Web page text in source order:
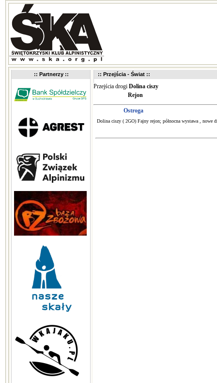
:: Partnerzy :: :: Przejścia - Świat ::
Przejścia drogi Dolina ciszy
Rejon
Ostroga
Dolina ciszy ( 2GO) Fajny rejon; północna wystawa ,